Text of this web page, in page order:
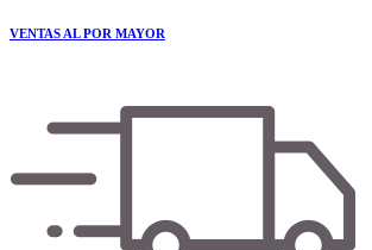
VENTAS AL POR MAYOR